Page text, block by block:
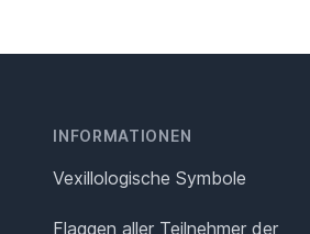
INFORMATIONEN
Vexillologische Symbole
Flaggen aller Teilnehmer der